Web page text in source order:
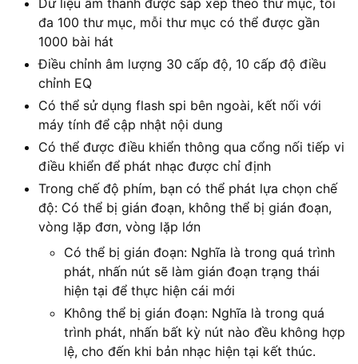
đa 100 thư mục, mỗi thư mục có thể được gần
1000 bài hát
Điều chỉnh âm lượng 30 cấp độ, 10 cấp độ điều
chỉnh EQ
Có thể sử dụng flash spi bên ngoài, kết nối với
máy tính để cập nhật nội dung
Có thể được điều khiển thông qua cổng nối tiếp vi
điều khiển để phát nhạc được chỉ định
Trong chế độ phím, bạn có thể phát lựa chọn chế
độ: Có thể bị gián đoạn, không thể bị gián đoạn,
vòng lặp đơn, vòng lặp lớn
Có thể bị gián đoạn: Nghĩa là trong quá trình
phát, nhấn nút sẽ làm gián đoạn trạng thái
hiện tại để thực hiện cái mới
Không thể bị gián đoạn: Nghĩa là trong quá
trình phát, nhấn bất kỳ nút nào đều không hợp
lệ, cho đến khi bản nhạc hiện tại kết thúc.